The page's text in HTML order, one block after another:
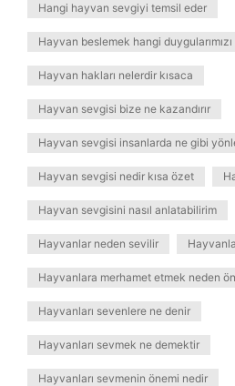
Hangi hayvan sevgiyi temsil eder
Hayvan beslemek hangi duygularımızı
Hayvan hakları nelerdir kısaca
Hayvan sevgisi bize ne kazandırır
Hayvan sevgisi insanlarda ne gibi
Hayvan sevgisi nedir kısa özet
Hayvan sevgisini nasıl anlatabilirim
Hayvanlar neden sevilir
Hayvanlara merhamet etmek neden
Hayvanları sevenlere ne denir
Hayvanları sevmek ne demektir
Hayvanları sevmenin önemi nedir